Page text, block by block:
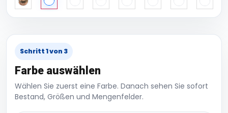
Schritt 1 von 3
Farbe auswählen
Wählen Sie zuerst eine Farbe. Danach sehen Sie sofort
Bestand, Größen und Mengenfelder.